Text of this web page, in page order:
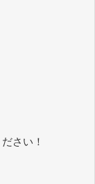
さい！